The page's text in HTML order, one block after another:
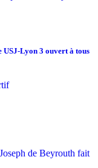
USJ-Lyon 3 ouvert à tous